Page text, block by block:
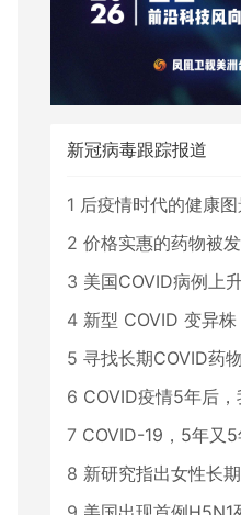
新冠病毒跟踪报道
1 后疫情时代的健康
2 价格实惠的药物被发
3 美国COVID病例上升，
4 新型 COVID 变异株
5 寻找长期COVID药
6 COVID疫情5年后，我们
7 COVID-19，5年又
8 新研究指出女性长期